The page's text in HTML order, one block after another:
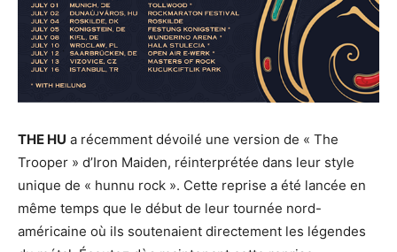
THE HU a récemment dévoilé une version de « The
Trooper » d’Iron Maiden, réinterprétée dans leur style
unique de « hunnu rock ». Cette reprise a été lancée en
même temps que le début de leur tournée nord-
américaine où ils soutenaient directement les légendes